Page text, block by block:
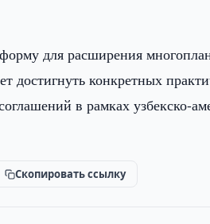
для расширения
конкретных
в рамках узбекско-
Скопировать ссылку